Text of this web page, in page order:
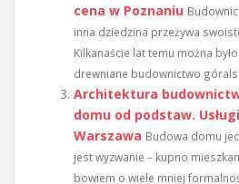
cena w Poznaniu
inna dziedzina przeżywa
Kilkanaście lat temu można
drewniane budownictwo
Architektura
domu od podstaw.
Warszawa Budowa domu
jest wyzwanie – kupno
bowiem o wiele mniej